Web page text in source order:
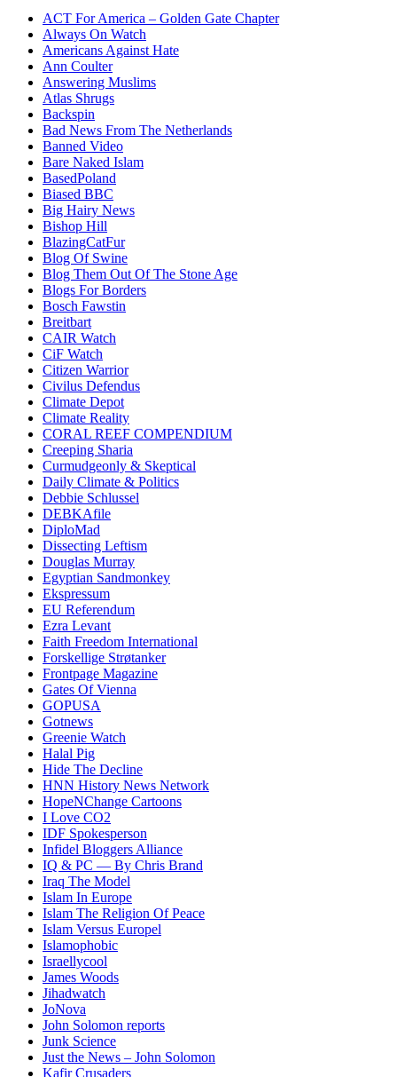
ACT For America – Golden Gate Chapter
Always On Watch
Americans Against Hate
Ann Coulter
Answering Muslims
Atlas Shrugs
Backspin
Bad News From The Netherlands
Banned Video
Bare Naked Islam
BasedPoland
Biased BBC
Big Hairy News
Bishop Hill
BlazingCatFur
Blog Of Swine
Blog Them Out Of The Stone Age
Blogs For Borders
Bosch Fawstin
Breitbart
CAIR Watch
CiF Watch
Citizen Warrior
Civilus Defendus
Climate Depot
Climate Reality
CORAL REEF COMPENDIUM
Creeping Sharia
Curmudgeonly & Skeptical
Daily Climate & Politics
Debbie Schlussel
DEBKAfile
DiploMad
Dissecting Leftism
Douglas Murray
Egyptian Sandmonkey
Ekspressum
EU Referendum
Ezra Levant
Faith Freedom International
Forskellige Strøtanker
Frontpage Magazine
Gates Of Vienna
GOPUSA
Gotnews
Greenie Watch
Halal Pig
Hide The Decline
HNN History News Network
HopeNChange Cartoons
I Love CO2
IDF Spokesperson
Infidel Bloggers Alliance
IQ & PC — By Chris Brand
Iraq The Model
Islam In Europe
Islam The Religion Of Peace
Islam Versus Europel
Islamophobic
Israellycool
James Woods
Jihadwatch
JoNova
John Solomon reports
Junk Science
Just the News – John Solomon
Kafir Crusaders